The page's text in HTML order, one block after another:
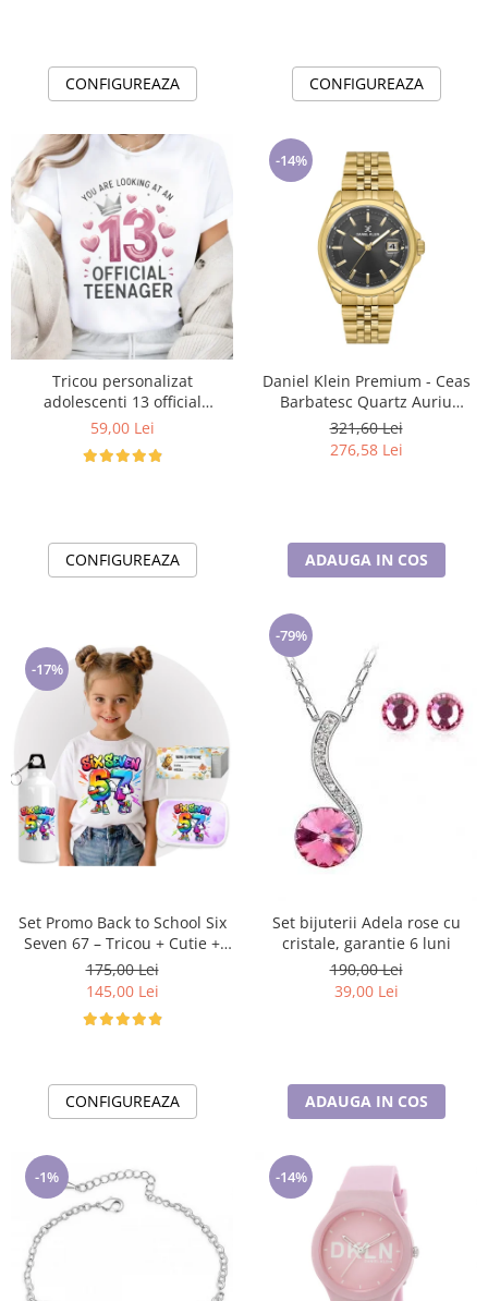
CONFIGUREAZA CONFIGUREAZA
Tricou personalizat
adolescenti 13 official
Teenager Cadou Inspirat59,00 Lei
CONFIGUREAZA
-14%
Daniel Klein Premium - Ceas
Barbatesc Quartz Auriu
DK.6.14205-4
321,60 Lei
276,58 Lei
ADAUGA IN COS
-17%
Set Promo Back to School Six
Seven 67 – Tricou + Cutie +
Bidon Personalizat pentru
copilul tău
175,00 Lei
145,00 Lei
CONFIGUREAZA
-79%
Set bijuterii Adela rose cu
cristale, garantie 6 luni
190,00 Lei
39,00 Lei
ADAUGA IN COS
-1% -14%